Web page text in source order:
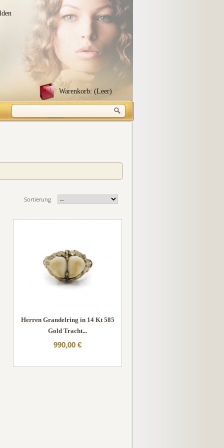
Warenkorb: (Leer)
Sortierung
Herren Grandelring in 14 Kt 585
Gold Tracht...
990,00 €